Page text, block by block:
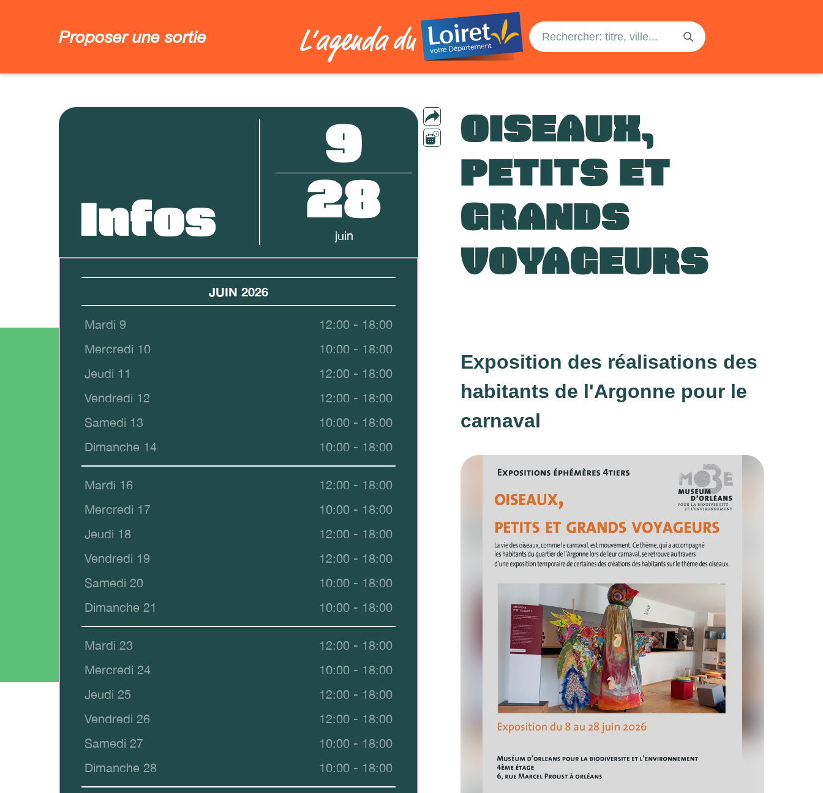
Proposer une sortie
OISEAUX,
PETITS ET
GRANDS
VOYAGEURS
Infos
9
28
juin
JUIN 2026
Mardi 9
12:00 - 18:00
Mercredi 10
10:00 - 18:00
Jeudi 11
12:00 - 18:00
Vendredi 12
12:00 - 18:00
Samedi 13
10:00 - 18:00
Dimanche 14
10:00 - 18:00
Mardi 16
12:00 - 18:00
Mercredi 17
10:00 - 18:00
Jeudi 18
12:00 - 18:00
Vendredi 19
12:00 - 18:00
Samedi 20
10:00 - 18:00
Dimanche 21
10:00 - 18:00
Mardi 23
12:00 - 18:00
Mercredi 24
10:00 - 18:00
Jeudi 25
12:00 - 18:00
Vendredi 26
12:00 - 18:00
Samedi 27
10:00 - 18:00
Dimanche 28
10:00 - 18:00
Exposition des réalisations des
habitants de l'Argonne pour le
carnaval